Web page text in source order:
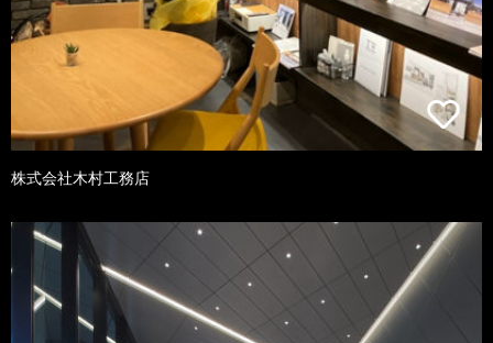
株式会社木村工務店